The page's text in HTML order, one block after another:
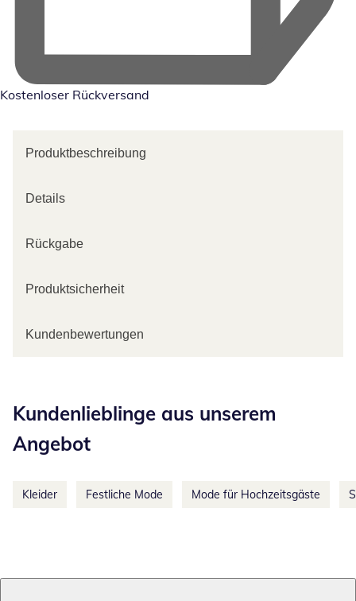
Kostenloser Rückversand
Produktbeschreibung
Details
Rückgabe
Produktsicherheit
Kundenbewertungen
Kundenlieblinge aus unserem
Angebot
Kleider Festliche Mode Mode für Hochzeitsgäste